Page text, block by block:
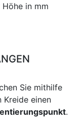
Höhe in mm
Sie mithilfe
Kreide einen
.